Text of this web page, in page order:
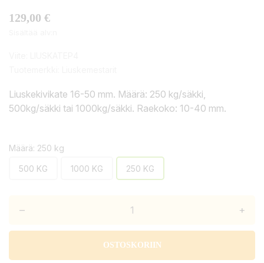
129,00 €
Liuskekivikate 16-50 mm. Määrä: 250 kg/säkki,
500kg/säkki tai 1000kg/säkki. Raekoko: 10-40 mm.
Määrä: 250 kg
500 KG 1000 KG 250 KG
– +
OSTOSKORIIN